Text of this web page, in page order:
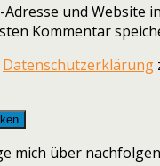
Adresse und Website
Kommentar
Datenschutzerklärung
mich über